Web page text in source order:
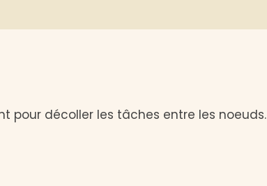
pour décoller les tâches entre les noeuds.